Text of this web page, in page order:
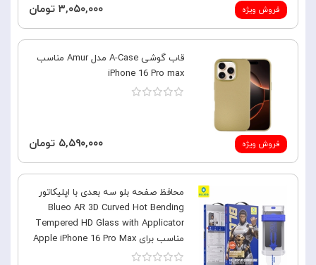
فروش ویژه ۳,۰۵۰,۰۰۰ تومان
فروش ویژه
قاب گوشی A-Case مدل Amur مناسب
iPhone 16 Pro max
۵,۵۹۰,۰۰۰ تومان
محافظ صفحه بلو سه بعدی با اپلیکاتور
Blueo AR 3D Curved Hot Bending
Tempered HD Glass with Applicator
مناسب برای Apple iPhone 16 Pro Max